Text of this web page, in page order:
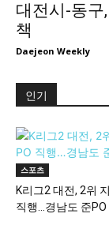
대전시-동구
책
Daejeon Weekly
인기
스포츠
K리그2 대전, 2위
직행…경남도 준